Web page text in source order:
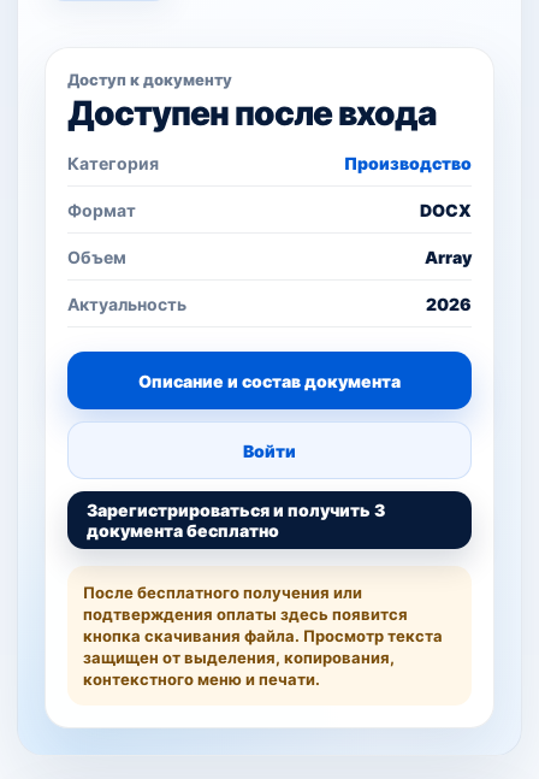
Доступ к документу
Доступен после входа
Категория Производство
Формат DOCX
Объем Array
Актуальность 2026
Описание и состав документа
Войти
Зарегистрироваться и получить 3
документа бесплатно
После бесплатного получения или
подтверждения оплаты здесь появится
кнопка скачивания файла. Просмотр текста
защищен от выделения, копирования,
контекстного меню и печати.